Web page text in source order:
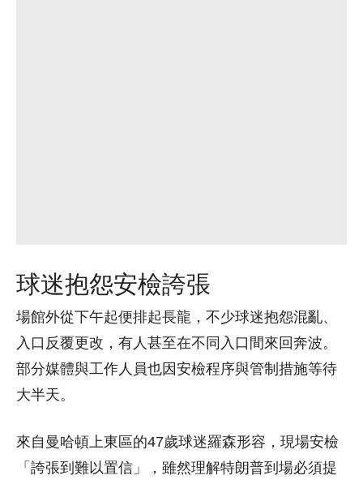
球迷抱怨安檢誇張
場館外從下午起便排起長龍，不少球迷抱怨混亂、
入口反覆更改，有人甚至在不同入口間來回奔波。
部分媒體與工作人員也因安檢程序與管制措施等待
大半天。
來自曼哈頓上東區的47歲球迷羅森形容，現場安檢
「誇張到難以置信」，雖然理解特朗普到場必須提